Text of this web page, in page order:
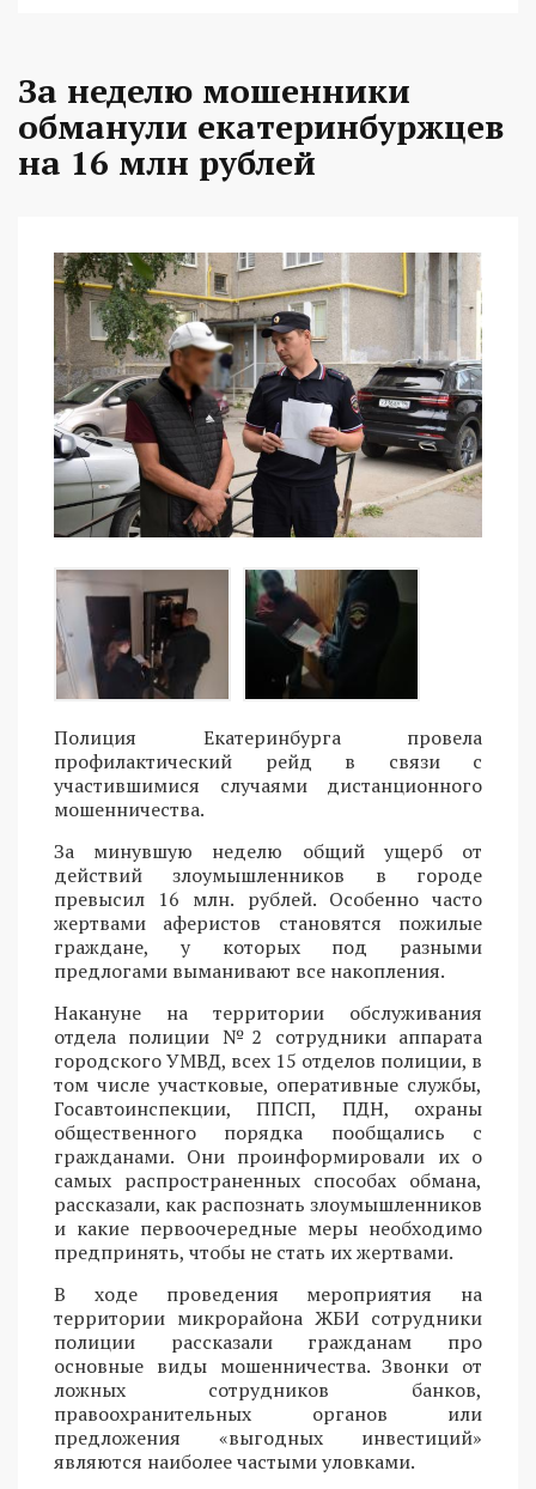
За неделю мошенники
обманули екатеринбуржцев
на 16 млн рублей
Полиция Екатеринбурга провела
профилактический рейд в связи с
участившимися случаями дистанционного
мошенничества.
За минувшую неделю общий ущерб от
действий злоумышленников в городе
превысил 16 млн. рублей. Особенно часто
жертвами аферистов становятся пожилые
граждане, у которых под разными
предлогами выманивают все накопления.
Накануне на территории обслуживания
отдела полиции №2 сотрудники аппарата
городского УМВД, всех 15 отделов полиции, в
том числе участковые, оперативные службы,
Госавтоинспекции, ППСП, ПДН, охраны
общественного порядка пообщались с
гражданами. Они проинформировали их о
самых распространенных способах обмана,
рассказали, как распознать злоумышленников
и какие первоочередные меры необходимо
предпринять, чтобы не стать их жертвами.
В ходе проведения мероприятия на
территории микрорайона ЖБИ сотрудники
полиции рассказали гражданам про
основные виды мошенничества. Звонки от
ложных сотрудников банков,
правоохранительных органов или
предложения «выгодных инвестиций»
являются наиболее частыми уловками.